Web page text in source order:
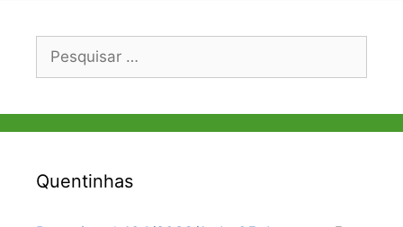
Pesquisar
Quentinhas